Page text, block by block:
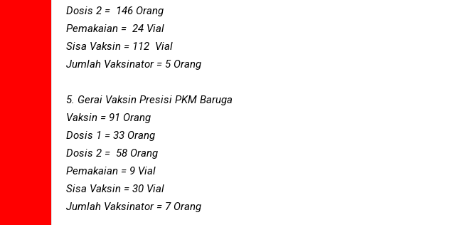
Dosis 2 = 146 Orang
Pemakaian = 24 Vial
Sisa Vaksin = 112 Vial
Jumlah Vaksinator = 5 Orang
5. Gerai Vaksin Presisi PKM Baruga
Vaksin = 91 Orang
Dosis 1 = 33 Orang
Dosis 2 = 58 Orang
Pemakaian = 9 Vial
Sisa Vaksin = 30 Vial
Jumlah Vaksinator = 7 Orang